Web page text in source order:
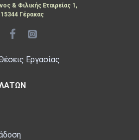
& Φιλικής Εταιρείας 1,
15344 Γέρακας
Εργασίας